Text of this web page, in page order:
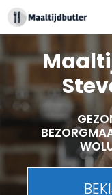
Spring
naar
inhoud